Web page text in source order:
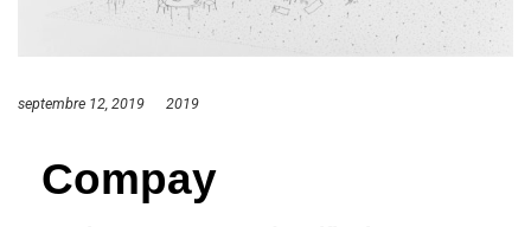
septembre 12, 2019 2019
Compay